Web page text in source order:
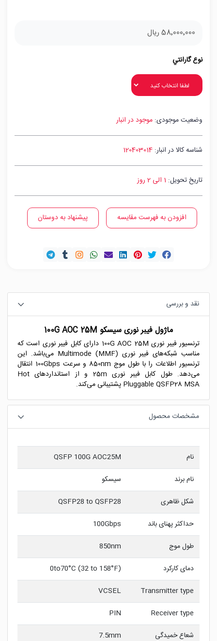
58٬000٬000 ریال
نوع گارانتي
وضعیت موجودی: موجود در انبار
شناسه کالا در انبار: 120403014
تاریخ تحویل: 1 الی 2 روز
افزودن به فهرست مقایسه پیشنهاد به دوستان
نقد و بررسی
ماژول فیبر نوری سیسکو 100G AOC 25M
ترنسیور فیبر نوری 100G AOC 25M دارای کابل فیبر نوری است که
مناسب شبکه‌های فیبر نوری Multimode (MMF) می‌باشد. این
ترنسیور اطلاعات را با طول موج 850nm و سرعت 100Gbps انتقال
می‌دهد. طول کابل فیبر نوری 25m و از استانداردهای Hot
Pluggable QSFP28 MSA پشتیبانی می‌کند.
مشخصات محصول
نام
QSFP 100G AOC25M
نام برند
سیسکو
شکل ظاهری
QSFP28 to QSFP28
حداکثر پهنای باند
100Gbps
طول موج
850nm
دمای کارکرد
0to70°C (32 to 158°F)
Transmitter type
VCSEL
Receiver type
PIN
شعاع خمیدگی
7.5mm